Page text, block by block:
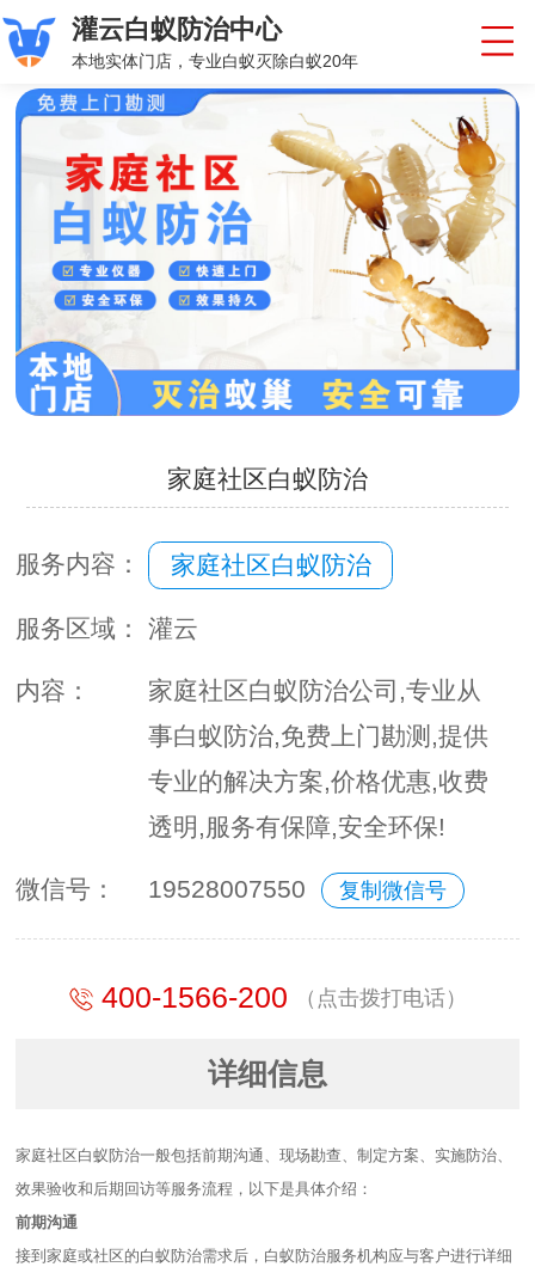
灌云白蚁防治中心
本地实体门店，专业白蚁灭除白蚁20年
家庭社区白蚁防治
服务内容： 家庭社区白蚁防治
服务区域： 灌云
内容：
家庭社区白蚁防治公司,专业从
事白蚁防治,免费上门勘测,提供
专业的解决方案,价格优惠,收费
透明,服务有保障,安全环保!
微信号： 19528007550 复制微信号
400-1566-200 （点击拨打电话）
详细信息
家庭社区白蚁防治一般包括前期沟通、现场勘查、制定方案、实施防治、
效果验收和后期回访等服务流程，以下是具体介绍：
前期沟通
接到家庭或社区的白蚁防治需求后，白蚁防治服务机构应与客户进行详细